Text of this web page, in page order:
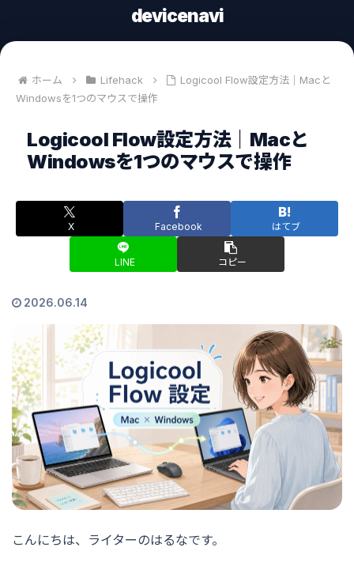
devicenavi
ホーム Lifehack
Logicool Flow設定方法｜Macと
Windowsを1つのマウスで操作
Logicool Flow設定方法｜Macと
Windowsを1つのマウスで操作
X Facebook はてブ
LINE コピー
2026.06.14
こんにちは、ライターのはるなです。